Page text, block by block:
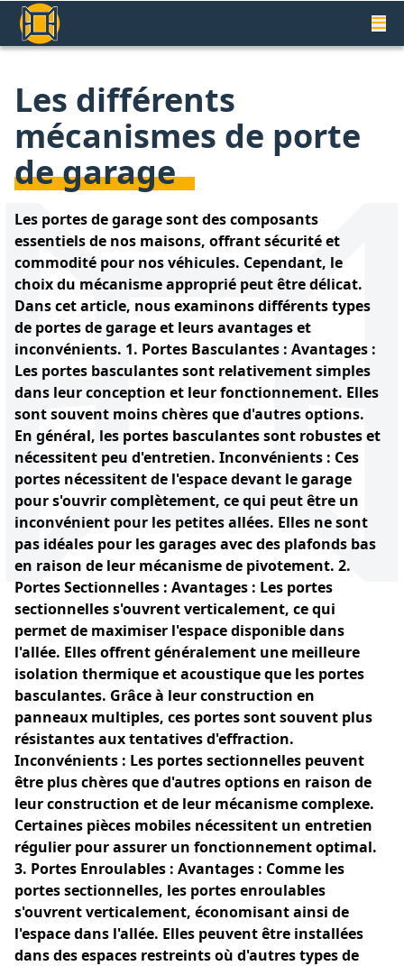
Les différents
mécanismes de porte
de garage
Les portes de garage sont des composants
essentiels de nos maisons, offrant sécurité et
commodité pour nos véhicules. Cependant, le
choix du mécanisme approprié peut être délicat.
Dans cet article, nous examinons différents types
de portes de garage et leurs avantages et
inconvénients. 1. Portes Basculantes : Avantages :
Les portes basculantes sont relativement simples
dans leur conception et leur fonctionnement. Elles
sont souvent moins chères que d'autres options.
En général, les portes basculantes sont robustes et
nécessitent peu d'entretien. Inconvénients : Ces
portes nécessitent de l'espace devant le garage
pour s'ouvrir complètement, ce qui peut être un
inconvénient pour les petites allées. Elles ne sont
pas idéales pour les garages avec des plafonds bas
en raison de leur mécanisme de pivotement. 2.
Portes Sectionnelles : Avantages : Les portes
sectionnelles s'ouvrent verticalement, ce qui
permet de maximiser l'espace disponible dans
l'allée. Elles offrent généralement une meilleure
isolation thermique et acoustique que les portes
basculantes. Grâce à leur construction en
panneaux multiples, ces portes sont souvent plus
résistantes aux tentatives d'effraction.
Inconvénients : Les portes sectionnelles peuvent
être plus chères que d'autres options en raison de
leur construction et de leur mécanisme complexe.
Certaines pièces mobiles nécessitent un entretien
régulier pour assurer un fonctionnement optimal.
3. Portes Enroulables : Avantages : Comme les
portes sectionnelles, les portes enroulables
s'ouvrent verticalement, économisant ainsi de
l'espace dans l'allée. Elles peuvent être installées
dans des espaces restreints où d'autres types de